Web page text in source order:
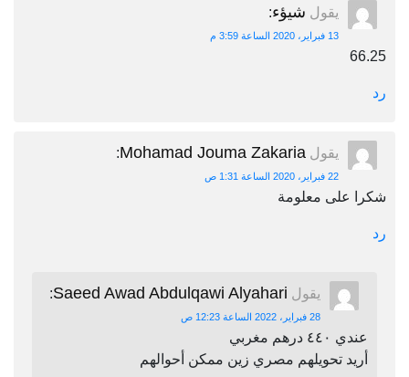
يقول شيؤء:
13 فبراير، 2020 الساعة 3:59 م
66.25
رد
يقول Mohamad Jouma Zakaria
:
22 فبراير، 2020 الساعة 1:31 ص
شكرا على معلومة
رد
يقول Saeed Awad Abdulqawi Alyahari
:
28 فبراير، 2022 الساعة 12:23 ص
عندي ٤٤٠ درهم مغربي
أريد تحويلهم مصري زين ممكن أحوالهم